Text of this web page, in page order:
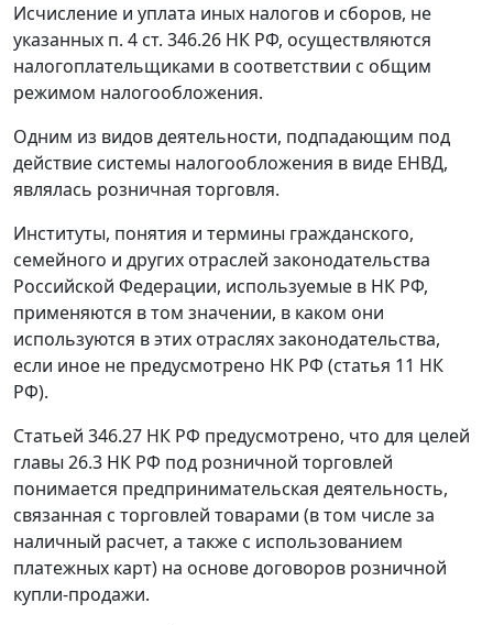
Исчисление и уплата иных налогов и сборов, не
указанных п. 4 ст. 346.26 НК РФ, осуществляются
налогоплательщиками в соответствии с общим
режимом налогообложения.
Одним из видов деятельности, подпадающим под
действие системы налогообложения в виде ЕНВД,
являлась розничная торговля.
Институты, понятия и термины гражданского,
семейного и других отраслей законодательства
Российской Федерации, используемые в НК РФ,
применяются в том значении, в каком они
используются в этих отраслях законодательства,
если иное не предусмотрено НК РФ (статья 11 НК
РФ).
Статьей 346.27 НК РФ предусмотрено, что для целей
главы 26.3 НК РФ под розничной торговлей
понимается предпринимательская деятельность,
связанная с торговлей товарами (в том числе за
наличный расчет, а также с использованием
платежных карт) на основе договоров розничной
купли-продажи.